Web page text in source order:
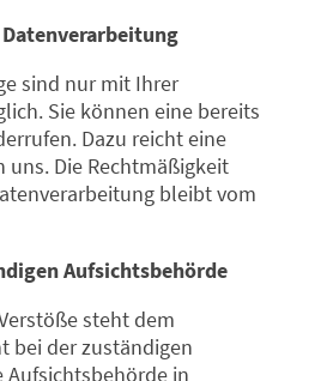
sind nur mit Ihrer
Sie können eine bereits
Dazu reicht eine
Die Rechtmäßigkeit
bleibt vom
Aufsichtsbehörde
steht dem
bei der zuständigen
Aufsichtsbehörde in